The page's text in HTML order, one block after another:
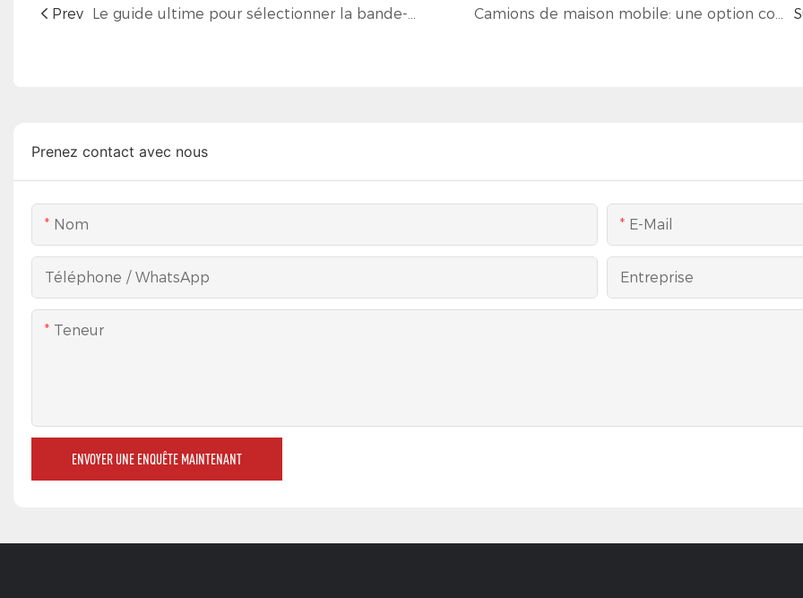
Prev Le guide ultime pour sélectionner la bande-annonce de LED mobile idéale pour vos événements Camions de maison mobile: une option contemporaine pour une vie minimaliste
Prenez contact avec nous
Nom E-Mail
Téléphone / WhatsApp Entreprise
Teneur
ENVOYER UNE ENQUÊTE MAINTENANT